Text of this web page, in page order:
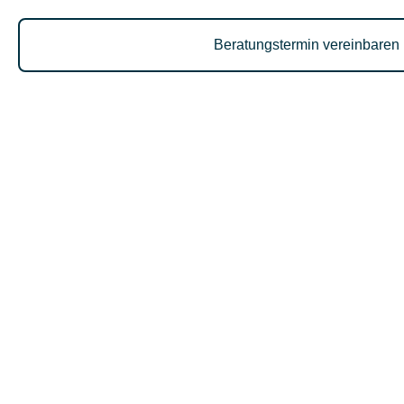
Beratungstermin vereinbaren